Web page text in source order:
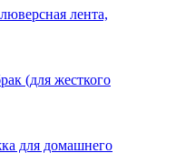
лента,
(для жесткого
для домашнего